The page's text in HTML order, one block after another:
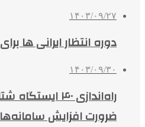
۱۴۰۳/۰۹/۲۷
دوره انتظار ایرانی ها
۱۴۰۳/۰۹/۳۰
راه‌اندازی ۴۰
ضرورت افزایش